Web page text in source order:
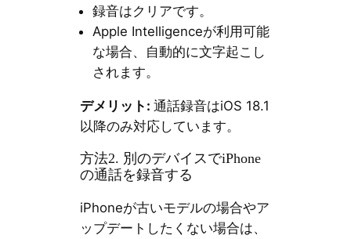
録音はクリアです。
Apple Intelligenceが利用可能
な場合、自動的に文字起こし
されます。
デメリット: 通話録音はiOS 18.1
以降のみ対応しています。
方法2. 別のデバイスでiPhone
の通話を録音する
iPhoneが古いモデルの場合やア
ップデートしたくない場合は、